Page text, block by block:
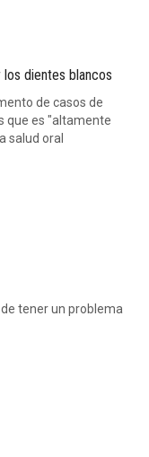
dientes blancos
de casos de
que es "altamente
salud oral
tener un problema